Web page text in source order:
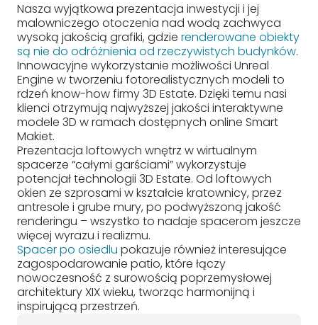
Nasza wyjątkowa prezentacja inwestycji i jej
malowniczego otoczenia nad wodą zachwyca
wysoką jakością grafiki, gdzie renderowane obiekty
są nie do odróżnienia od rzeczywistych budynków.
Innowacyjne wykorzystanie możliwości Unreal
Engine w tworzeniu fotorealistycznych modeli to
rdzeń know-how firmy 3D Estate. Dzięki temu nasi
klienci otrzymują najwyższej jakości interaktywne
modele 3D w ramach dostępnych online Smart
Makiet.
Prezentacja loftowych wnętrz w wirtualnym
spacerze “całymi garściami” wykorzystuje
potencjał technologii 3D Estate. Od loftowych
okien ze szprosami w kształcie kratownicy, przez
antresole i grube mury, po podwyższoną jakość
renderingu – wszystko to nadaje spacerom jeszcze
więcej wyrazu i realizmu.
Spacer po osiedlu pokazuje również interesujące
zagospodarowanie patio, które łączy
nowoczesność z surowością poprzemysłowej
architektury XIX wieku, tworząc harmonijną i
inspirującą przestrzeń.